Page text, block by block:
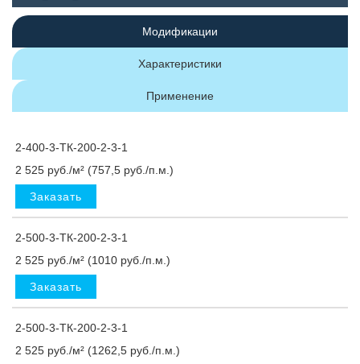
Модификации
Характеристики
Применение
2-400-3-ТК-200-2-3-1
2 525 руб./м² (757,5 руб./п.м.)
Заказать
2-500-3-ТК-200-2-3-1
2 525 руб./м² (1010 руб./п.м.)
Заказать
2-500-3-ТК-200-2-3-1
2 525 руб./м² (1262,5 руб./п.м.)